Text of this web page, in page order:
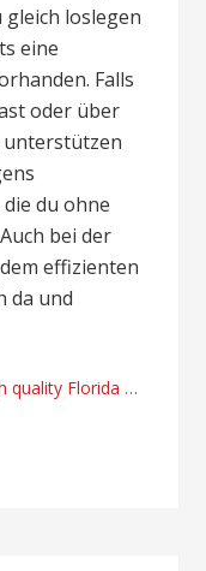
loslegen
eine
Falls
oder über
unterstützen
du ohne
bei der
effizienten
da und
Florida attractions by Jill Podehl